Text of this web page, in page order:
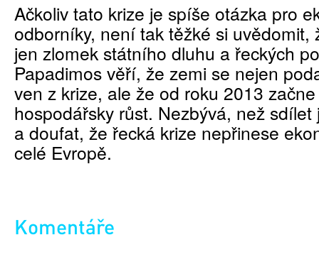
Ačkoliv tato krize je spíše otázka pro
odborníky, není tak těžké si uvědomit,
jen zlomek státního dluhu a řeckých
Papadimos věří, že zemi se nejen
ven z krize, ale že od roku 2013
hospodářsky růst. Nezbývá, než
a doufat, že řecká krize nepřinese
celé Evropě.
Komentáře